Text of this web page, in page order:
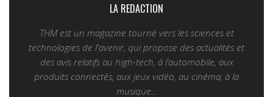
LA REDACTION
THM est un magazine tourné vers les sciences et
technologies de l'avenir, qui propose des actualités et
des avis relatifs au high-tech, à l’automobile, aux
produits connectés, aux jeux vidéo, au cinéma, à la
musique...